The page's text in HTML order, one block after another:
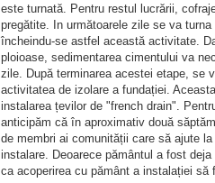
este turnată. Pentru restul lucrării,
pregătite. In următoarele zile se va
încheindu-se astfel această activitate.
ploioase, sedimentarea cimentului va
zile. După terminarea acestei etape, se
activitatea de izolare a fundației.
instalarea țevilor de "french drain".
anticipăm că în aproximativ două
de membri ai comunității care să ajute
instalare. Deoarece pământul a fost
ca acoperirea cu pământ a instalației să